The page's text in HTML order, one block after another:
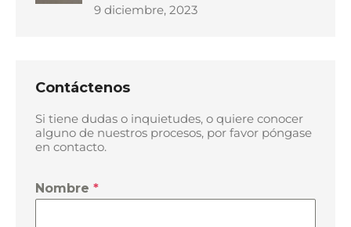
9 diciembre, 2023
Contáctenos
Si tiene dudas o inquietudes, o quiere conocer
alguno de nuestros procesos, por favor póngase
en contacto.
Nombre *